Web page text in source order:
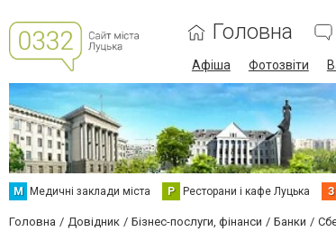
Головна
Афіша Фотозвіти
М Медичні заклади міста Р Ресторани і кафе Луцька З
Головна Довідник Бізнес-послуги, фінанси Банки